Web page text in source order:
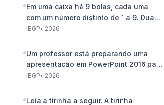
Em uma caixa há 9 bolas, cada uma
com um número distinto de 1 a 9. Dua...
IBGP• 2026
Um professor está preparando uma
apresentação em PowerPoint 2016 para
...
IBGP• 2026
Leia a tirinha a seguir. A tirinha